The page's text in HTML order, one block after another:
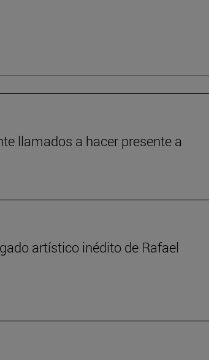
llamados a hacer presente a
artístico inédito de Rafael